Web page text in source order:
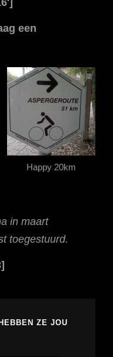
een
Happy 20km
in maart
toegestuurd.
ZE JOU